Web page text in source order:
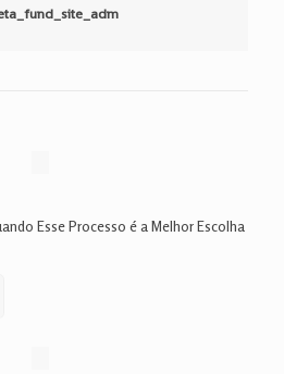
Esse Processo é a Melhor Escolha